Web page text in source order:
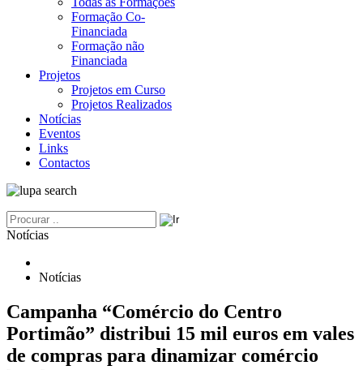
Formação Co-
Financiada
Formação não
Financiada
Projetos
Projetos em Curso
Projetos Realizados
Notícias
Eventos
Links
Contactos
Notícias
Notícias
Campanha “Comércio do Centro
Portimão” distribui 15 mil euros em vales
de compras para dinamizar comércio